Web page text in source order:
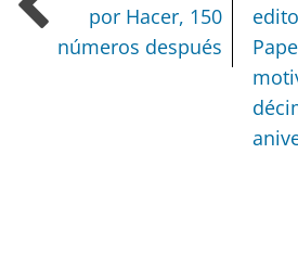
por Hacer, 150
números después